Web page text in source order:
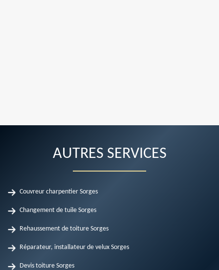
AUTRES SERVICES
Couvreur charpentier Sorges
Changement de tuile Sorges
Rehaussement de toiture Sorges
Réparateur, installateur de velux Sorges
Devis toiture Sorges